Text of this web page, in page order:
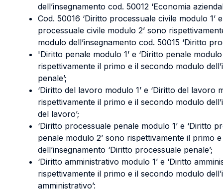
dell’insegnamento cod. 50012 ‘Economia
Cod. 50016 ‘Diritto processuale civile modulo 1’
processuale civile modulo 2’ sono
modulo dell’insegnamento cod. 50015 ‘Diritto
'Diritto penale modulo 1’ e ‘Diritto penale
rispettivamente il primo e il secondo modulo
penale’;
‘Diritto del lavoro modulo 1’ e ‘Diritto del lavoro
rispettivamente il primo e il secondo modulo
del lavoro’;
‘Diritto processuale penale modulo 1’ e ‘Diritto
penale modulo 2’ sono rispettivamente il primo
dell’insegnamento ‘Diritto processuale penale’;
‘Diritto amministrativo modulo 1’ e ‘Diritto
rispettivamente il primo e il secondo modulo
amministrativo’: